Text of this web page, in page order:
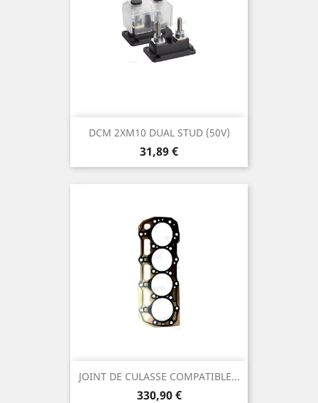
DCM 2XM10 DUAL STUD (50V)
Prix
31,89 €
JOINT DE CULASSE COMPATIBLE...
Prix
330,90 €